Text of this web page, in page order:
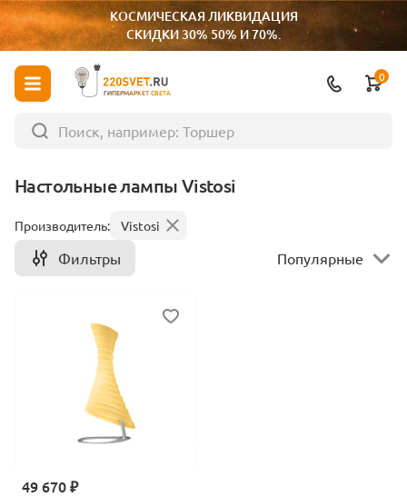
КОСМИЧЕСКАЯ ЛИКВИДАЦИЯ
СКИДКИ 30% 50% И 70%.
ГИПЕРМАРКЕТ СВЕТА
0
Настольные лампы Vistosi
Производитель: Vistosi
Фильтры Популярные
49 670 ₽